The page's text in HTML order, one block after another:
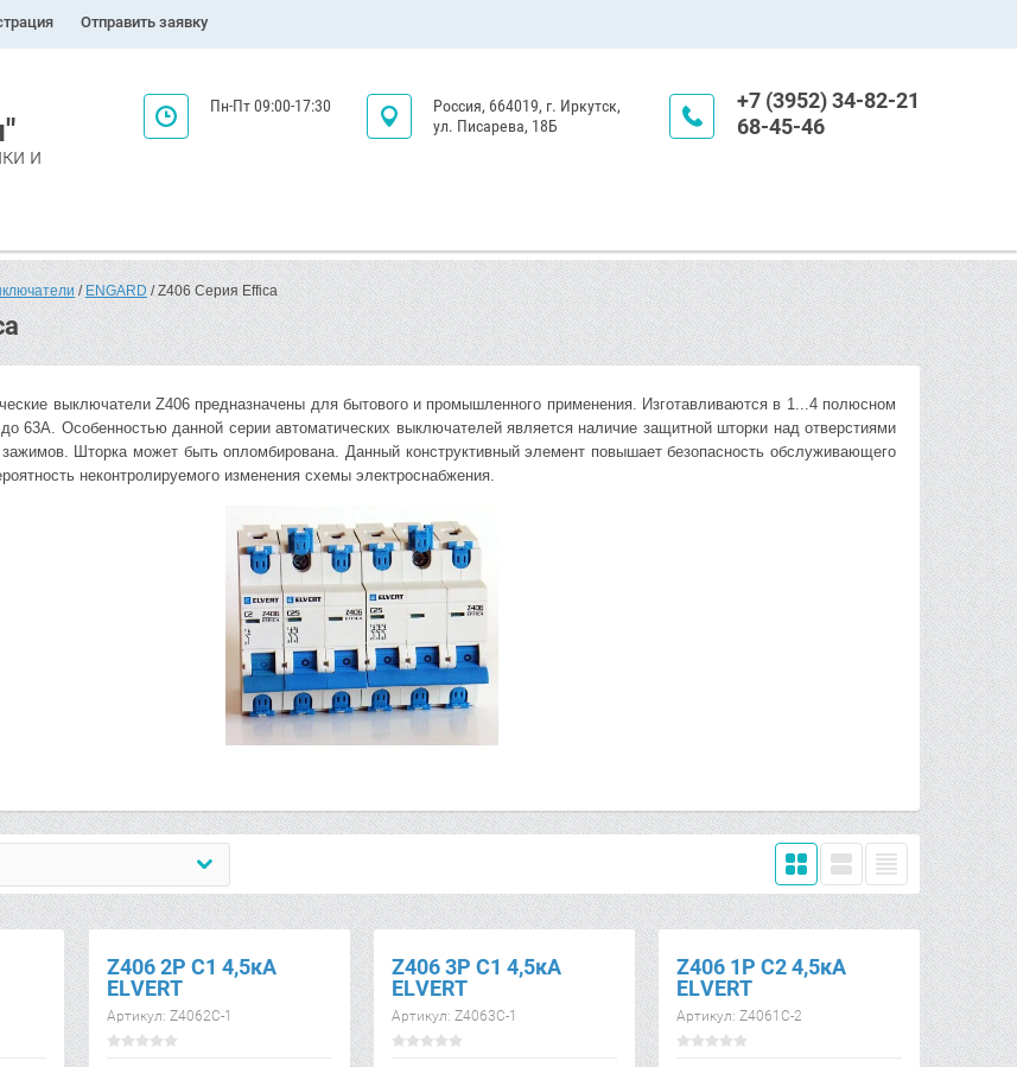
Отправить заявку
и
+7 (3952) 34-82-21
68-45-46
Россия, 664019, г. Иркутск,
ул. Писарева, 18Б
Пн-Пт 09:00-17:30
/ ENGARD / Z406 Серия Effica
выключатели Z406 предназначены для бытового и промышленного применения. Изготавливаются в 1...4 полюсном
63А. Особенностью данной серии автоматических выключателей является наличие защитной шторки над отверстиями
Шторка может быть опломбирована. Данный конструктивный элемент повышает безопасность обслуживающего
неконтролируемого изменения схемы электроснабжения.
Z406 2Р C1 4,5кА
ELVERT
Артикул: Z4062C-1
Z406 3Р C1 4,5кА
ELVERT
Артикул: Z4063C-1
Z406 1Р C2 4,5кА
ELVERT
Артикул: Z4061C-2